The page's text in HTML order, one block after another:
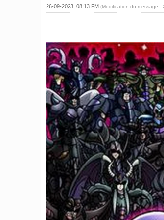
26-09-2023, 08:13 PM (Modification du message :